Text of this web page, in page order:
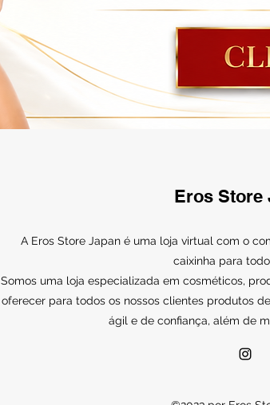
Eros Store
A Eros Store Japan é uma loja virtual com o
caixinha para
Somos uma loja especializada em cosméticos,
oferecer para todos os nossos clientes produtos
ágil e de confiança, além de